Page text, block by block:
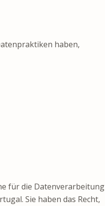
haben,
für die Datenverarbeitung
Sie haben das Recht,